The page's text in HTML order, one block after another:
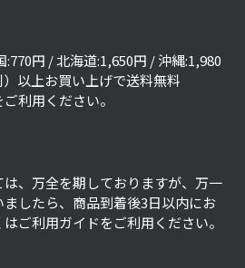
円 / 北海道:1,650円 / 沖縄:1,980
以上お買い上げで送料無料
ご利用ください。
、万全を期しておりますが、万一
したら、商品到着後3日以内にお
はご利用ガイドをご利用ください。